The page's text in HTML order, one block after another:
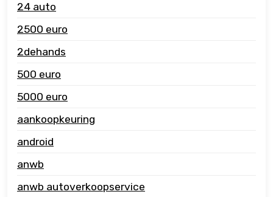
24 auto
2500 euro
2dehands
500 euro
5000 euro
aankoopkeuring
android
anwb
anwb autoverkoopservice